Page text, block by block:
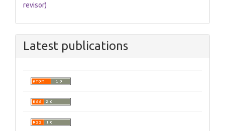
revisor)
Latest publications